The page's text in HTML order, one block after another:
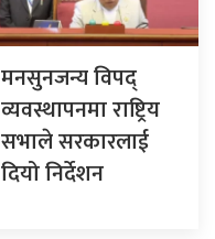
मनसुनजन्य विपद्
व्यवस्थापनमा राष्ट्रिय
सभाले सरकारलाई
दियो निर्देशन